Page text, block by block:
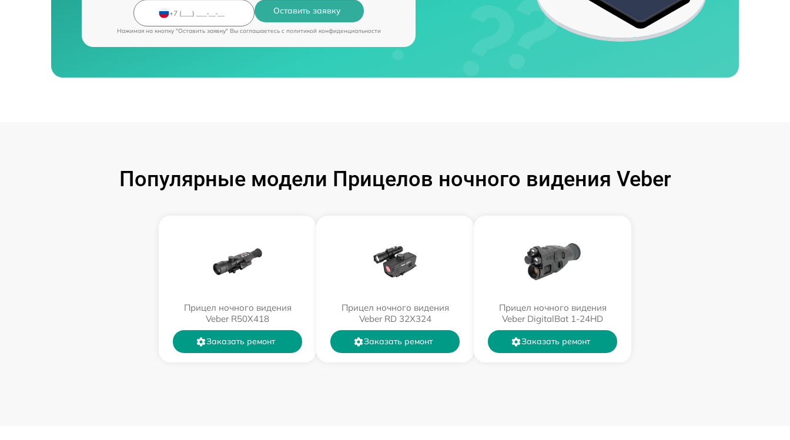
Оставить заявку
Нажимая на кнопку "Оставить заявку" Вы соглашаетесь c политикой конфиденциальности
Популярные модели Прицелов ночного видения Veber
Прицел ночного видения
Veber R50X418
Заказать ремонт
Прицел ночного видения
Veber RD 32X324
Заказать ремонт
Прицел ночного видения
Veber DigitalBat 1-24HD
Заказать ремонт